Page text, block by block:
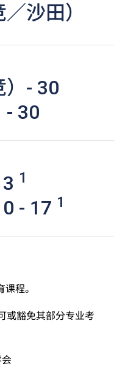
沙田）
）- 30
- 30
1
- 17 1
程。
或豁免其部分专业考